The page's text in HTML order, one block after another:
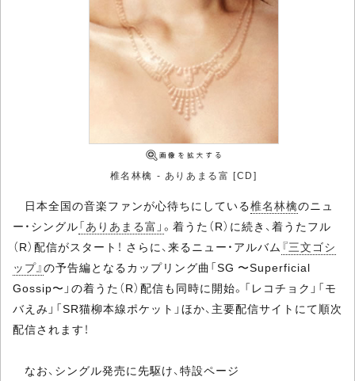
椎名林檎 - ありあまる富 [CD]
日本全国の音楽ファンが心待ちにしている椎名林檎のニュ
ー・シングル「ありあまる富」 。着うた（R）に続き、着うたフル
（R）配信がスタート！ さらに、来るニュー・アルバム 『三文ゴシ
ップ』の予告編となるカップリング曲「SG 〜Superficial
Gossip〜」の着うた（R）配信も同時に開始。「レコチョク」「モ
バえみ」「SR猫柳本線ポケット」ほか、主要配信サイトにて順次
配信されます！
なお、シングル発売に先駆け、特設ページ